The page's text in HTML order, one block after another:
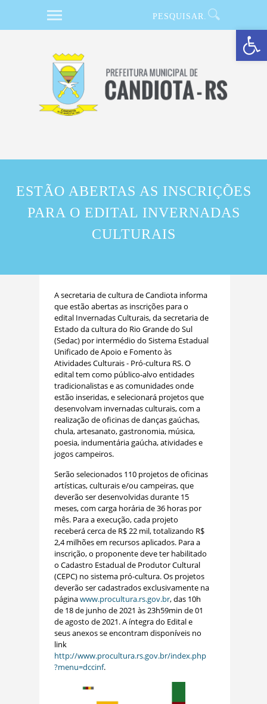
Barra de Ferramentas Aberta
ESTÃO ABERTAS AS INSCRIÇÕES
PARA O EDITAL INVERNADAS
CULTURAIS
A secretaria de cultura de Candiota informa
que estão abertas as inscrições para o
edital Invernadas Culturais, da secretaria de
Estado da cultura do Rio Grande do Sul
(Sedac) por intermédio do Sistema Estadual
Unificado de Apoio e Fomento às
Atividades Culturais ‑ Pró‑cultura RS. O
edital tem como público-alvo entidades
tradicionalistas e as comunidades onde
estão inseridas, e selecionará projetos que
desenvolvam invernadas culturais, com a
realização de oficinas de danças gaúchas,
chula, artesanato, gastronomia, música,
poesia, indumentária gaúcha, atividades e
jogos campeiros.
Serão selecionados 110 projetos de oficinas
artísticas, culturais e/ou campeiras, que
deverão ser desenvolvidas durante 15
meses, com carga horária de 36 horas por
mês. Para a execução, cada projeto
receberá cerca de R$ 22 mil, totalizando R$
2,4 milhões em recursos aplicados. Para a
inscrição, o proponente deve ter habilitado
o Cadastro Estadual de Produtor Cultural
(CEPC) no sistema pró-cultura. Os projetos
deverão ser cadastrados exclusivamente na
páginawww.procultura.rs.gov.br, das 10h
de 18 de junho de 2021 às 23h59min de 01
de agosto de 2021. A íntegra do Edital e
seus anexos se encontram disponíveis no
link
http://www.procultura.rs.gov.br/index.php
?menu=dccinf.